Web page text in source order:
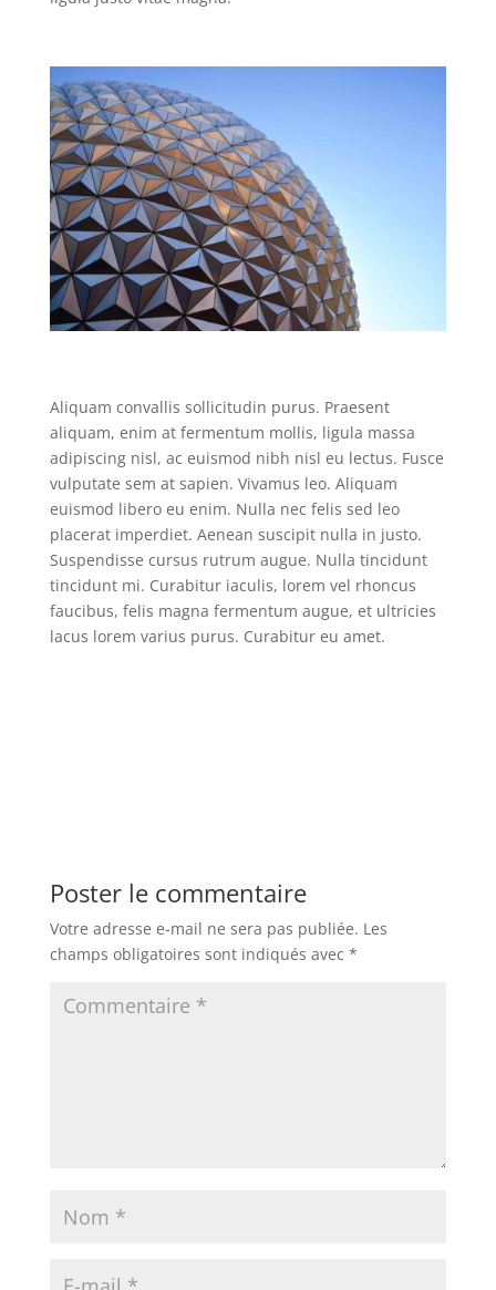
Aliquam convallis sollicitudin purus. Praesent
aliquam, enim at fermentum mollis, ligula massa
adipiscing nisl, ac euismod nibh nisl eu lectus. Fusce
vulputate sem at sapien. Vivamus leo. Aliquam
euismod libero eu enim. Nulla nec felis sed leo
placerat imperdiet. Aenean suscipit nulla in justo.
Suspendisse cursus rutrum augue. Nulla tincidunt
tincidunt mi. Curabitur iaculis, lorem vel rhoncus
faucibus, felis magna fermentum augue, et ultricies
lacus lorem varius purus. Curabitur eu amet.
Poster le commentaire
Votre adresse e-mail ne sera pas publiée. Les
champs obligatoires sont indiqués avec *